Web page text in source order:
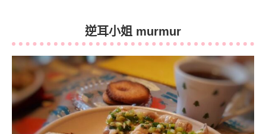
逆耳小姐 murmur